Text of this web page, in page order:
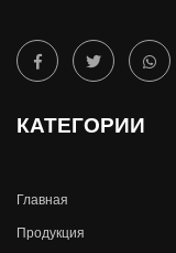
КАТЕГОРИИ
Главная
Продукция